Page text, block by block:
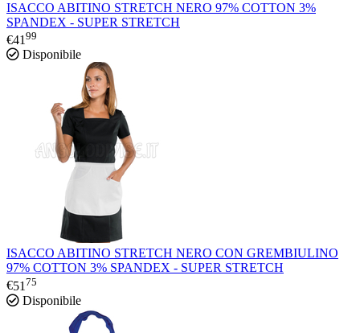
ISACCO ABITINO STRETCH NERO 97% COTTON 3%
SPANDEX - SUPER STRETCH
€4199
Disponibile
ISACCO ABITINO STRETCH NERO CON GREMBIULINO
97% COTTON 3% SPANDEX - SUPER STRETCH
€51 75
Disponibile